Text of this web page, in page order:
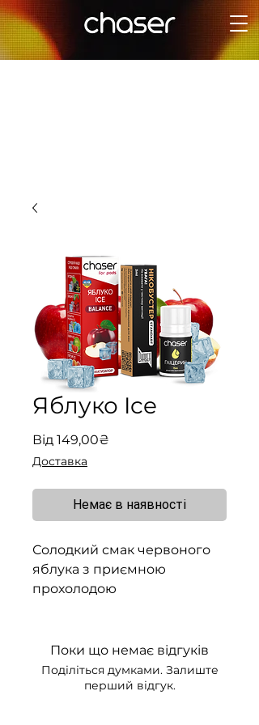
Яблуко Ice
Від 149,00₴
Доставка
Немає в наявності
Солодкий смак червоного
яблука з приємною
прохолодою
Поки що немає відгуків
Поділіться думками. Залиште
перший відгук.